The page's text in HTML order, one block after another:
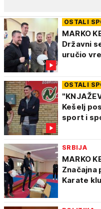
OSTALI
MARKO
Državni
uručio
OSTALI
Kešelj
sport i
SRBIJA
MARKO
Značajna
Karate